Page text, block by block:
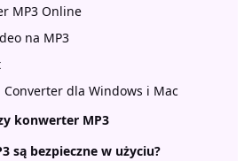
MP3 Online
na MP3
Converter dla Windows i Mac
konwerter MP3
są bezpieczne w użyciu?